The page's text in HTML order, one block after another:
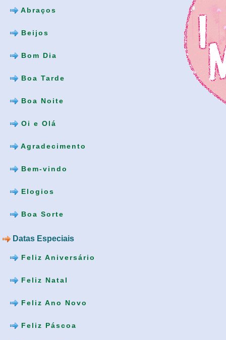
Abraços
Beijos
Bom Dia
Boa Tarde
Boa Noite
Oi e Olá
Agradecimento
Bem-vindo
Elogios
Boa Sorte
Datas Especiais
Feliz Aniversário
Feliz Natal
Feliz Ano Novo
Feliz Páscoa